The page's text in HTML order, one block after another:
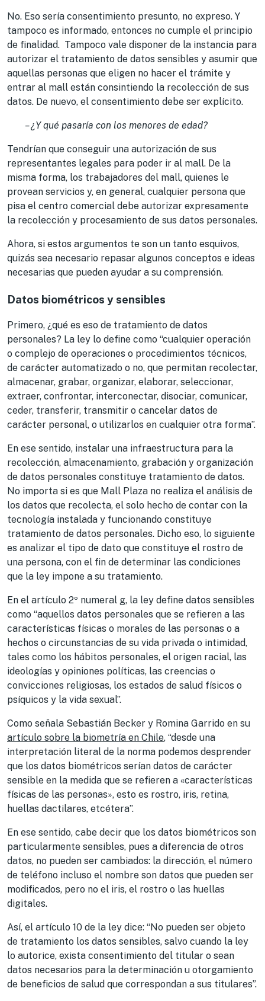
No. Eso sería consentimiento presunto, no expreso. Y
tampoco es informado, entonces no cumple el principio
de finalidad. Tampoco vale disponer de la instancia para
autorizar el tratamiento de datos sensibles y asumir que
aquellas personas que eligen no hacer el trámite y
entrar al mall están consintiendo la recolección de sus
datos. De nuevo, el consentimiento debe ser explícito.
– ¿Y qué pasaría con los menores de edad?
Tendrían que conseguir una autorización de sus
representantes legales para poder ir al mall. De la
misma forma, los trabajadores del mall, quienes le
provean servicios y, en general, cualquier persona que
pisa el centro comercial debe autorizar expresamente
la recolección y procesamiento de sus datos personales.
Ahora, si estos argumentos te son un tanto esquivos,
quizás sea necesario repasar algunos conceptos e ideas
necesarias que pueden ayudar a su comprensión.
Datos biométricos y sensibles
Primero, ¿qué es eso de tratamiento de datos
personales? La ley lo define como “cualquier operación
o complejo de operaciones o procedimientos técnicos,
de carácter automatizado o no, que permitan recolectar,
almacenar, grabar, organizar, elaborar, seleccionar,
extraer, confrontar, interconectar, disociar, comunicar,
ceder, transferir, transmitir o cancelar datos de
carácter personal, o utilizarlos en cualquier otra forma”.
En ese sentido, instalar una infraestructura para la
recolección, almacenamiento, grabación y organización
de datos personales constituye tratamiento de datos.
No importa si es que Mall Plaza no realiza el análisis de
los datos que recolecta, el solo hecho de contar con la
tecnología instalada y funcionando constituye
tratamiento de datos personales. Dicho eso, lo siguiente
es analizar el tipo de dato que constituye el rostro de
una persona, con el fin de determinar las condiciones
que la ley impone a su tratamiento.
En el artículo 2º numeral g, la ley define datos sensibles
como “aquellos datos personales que se refieren a las
características físicas o morales de las personas o a
hechos o circunstancias de su vida privada o intimidad,
tales como los hábitos personales, el origen racial, las
ideologías y opiniones políticas, las creencias o
convicciones religiosas, los estados de salud físicos o
psíquicos y la vida sexual”.
Como señala Sebastián Becker y Romina Garrido en su
artículo sobre la biometría en Chile, “desde una
interpretación literal de la norma podemos desprender
que los datos biométricos serían datos de carácter
sensible en la medida que se refieren a «características
físicas de las personas», esto es rostro, iris, retina,
huellas dactilares, etcétera”.
En ese sentido, cabe decir que los datos biométricos son
particularmente sensibles, pues a diferencia de otros
datos, no pueden ser cambiados: la dirección, el número
de teléfono incluso el nombre son datos que pueden ser
modificados, pero no el iris, el rostro o las huellas
digitales.
Así, el artículo 10 de la ley dice: “No pueden ser objeto
de tratamiento los datos sensibles, salvo cuando la ley
lo autorice, exista consentimiento del titular o sean
datos necesarios para la determinación u otorgamiento
de beneficios de salud que correspondan a sus titulares”.